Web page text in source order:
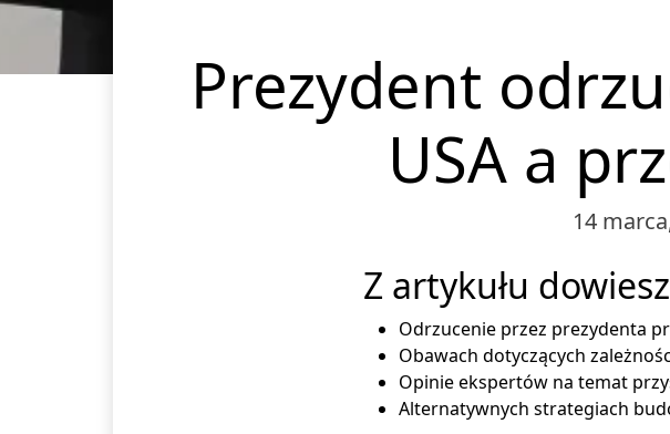
Prezydent
USA a
14
Z artykułu
Odrzucenie przez prezydenta
Obawach dotyczących
Opinie ekspertów na temat
Alternatywnych strategiach